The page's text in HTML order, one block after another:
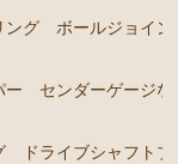
パー センダ
ング ドライブ
グ ボールジョイン
センダーゲージな
ドライブシャフトブ